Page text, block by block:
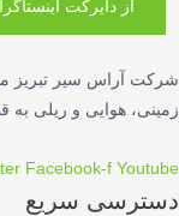
از دایرکت
شرکت آراس سیر تبریز
زمینی، هوایی و ریلی به
Facebook-f Youtube
دسترسی سریع